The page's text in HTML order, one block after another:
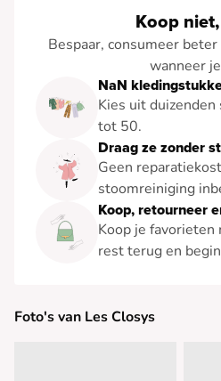
Koop
Bespaar, consumeer
wanneer
NaN
Kies uit
tot 50.
Draag ze zonder
Geen
stoomreiniging
Koop, retourneer
Koop je
rest terug en
Foto's van Les Closys